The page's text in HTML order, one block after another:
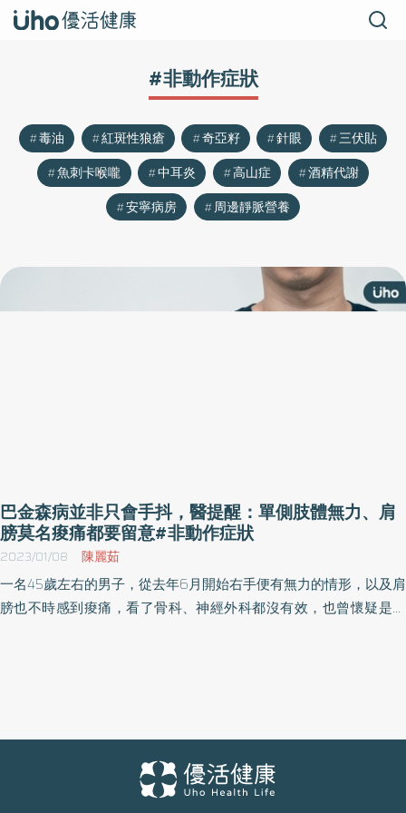
#非動作症狀
毒油 紅斑性狼瘡 奇亞籽 針眼
三伏貼
魚刺卡喉嚨
中耳炎 高山症
酒精代謝
安寧病房
周邊靜脈營養
巴金森病並非只會手抖，醫提醒：單側肢體無力、肩
膀莫名痠痛都要留意#非動作症狀
2023/01/08 陳麗茹
一名45歲左右的男子，從去年6月開始右手便有無力的情形，以及肩
膀也不時感到痠痛，看了骨科、神經外科都沒有效，也曾懷疑是否
不明顯，因此常常會被忽略，蘇豐傑醫師門診也不乏是已經生活受
到影響的病人才來就診，如走路已經出現困難、四肢無力，或者是